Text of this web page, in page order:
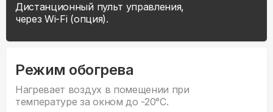
Дистанционный пульт управления,
через Wi-Fi (опция).
Режим обогрева
Нагревает воздух в помещении при
температуре за окном до -20°С.